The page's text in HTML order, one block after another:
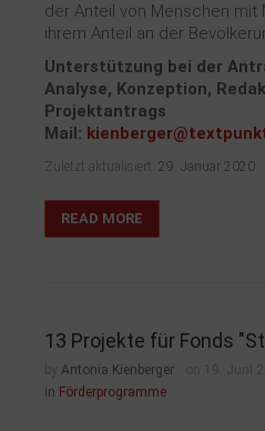
der Anteil von Menschen
ihrem Anteil an der
Unterstützung bei der
Analyse, Konzeption,
Projektantrags
Mail:
Zuletzt aktualisiert: 29. Januar 2020
READ MORE
13 Projekte für Fonds
Antonia Kienberger
in Förderprogramme